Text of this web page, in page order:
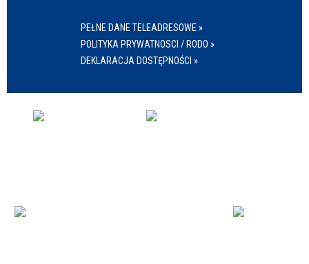
PEŁNE DANE TELEADRESOWE »
POLITYKA PRYWATNOSCI / RODO »
DEKLARACJA DOSTĘPNOŚCI »